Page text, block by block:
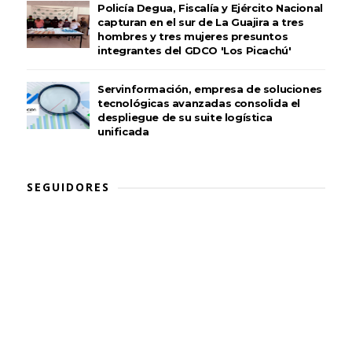
Policía Degua, Fiscalía y Ejército Nacional
capturan en el sur de La Guajira a tres
hombres y tres mujeres presuntos
integrantes del GDCO 'Los Picachú'
Servinformación, empresa de soluciones
tecnológicas avanzadas consolida el
despliegue de su suite logística
unificada
SEGUIDORES